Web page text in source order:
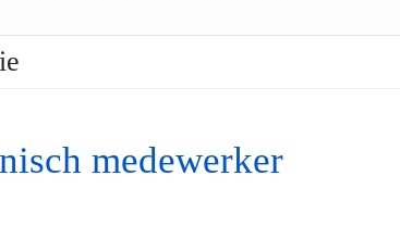
medewerker